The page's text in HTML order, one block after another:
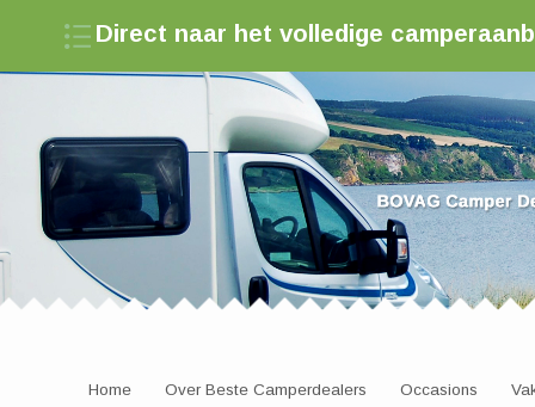
Direct naar het volledige
Zoek een camperdealer in Nederland
Home Over Beste Camperdealers Occasions